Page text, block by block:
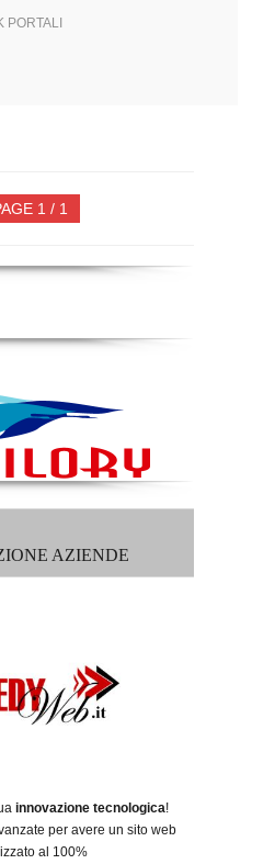
PORTALI
1 / 1
AZIENDE
innovazione tecnologica!
per avere un sito web
al 100%